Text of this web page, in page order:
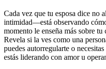
Cada vez que tu esposa dice no
intimidad—está observando
momento le enseña más sobre
Revela si la ves como una
puedes autorregularte o
estás liderando con amor u